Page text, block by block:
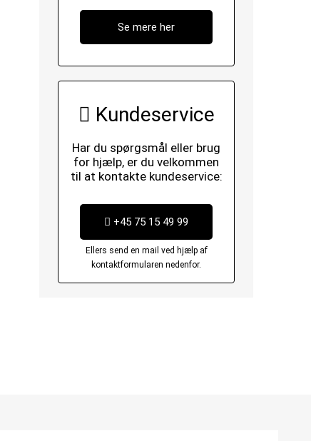
Se mere her
Kundeservice
Har du spørgsmål eller brug
for hjælp, er du velkommen
til at kontakte kundeservice:
+45 75 15 49 99
Ellers send en mail ved hjælp af
kontaktformularen nedenfor.